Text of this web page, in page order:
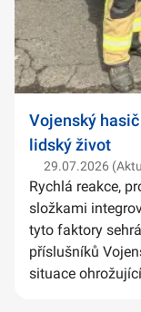
Vojenský
lidský život
29.07.2026
Rychlá reakce,
složkami
tyto faktory
příslušníků
situace